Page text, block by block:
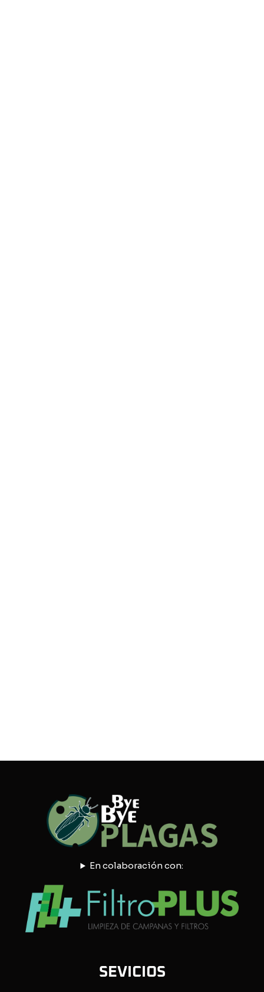
En colaboración con:
SEVICIOS